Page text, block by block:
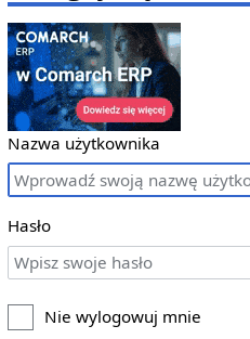
Nazwa użytkownika
Hasło
Nie wylogowuj mnie